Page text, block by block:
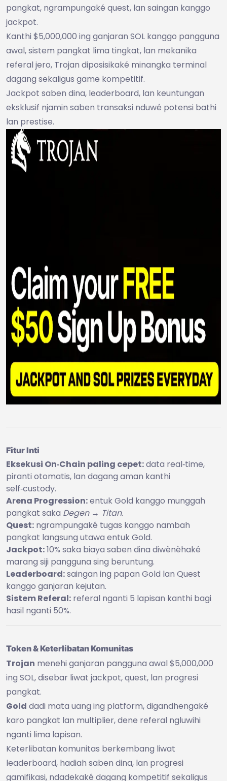
pangkat, ngrampungaké quest, lan saingan kanggo
jackpot.
Kanthi $5,000,000 ing ganjaran SOL kanggo pangguna
awal, sistem pangkat lima tingkat, lan mekanika
referal jero, Trojan diposisikaké minangka terminal
dagang sekaligus game kompetitif.
Jackpot saben dina, leaderboard, lan keuntungan
eksklusif njamin saben transaksi nduwé potensi bathi
lan prestise.
Fitur Inti
Eksekusi On‑Chain paling cepet:data real‑time,
piranti otomatis, lan dagang aman kanthi
self‑custody.
Arena Progression:entuk Gold kanggo munggah
pangkat saka Degen → Titan.
Quest: ngrampungaké tugas kanggo nambah
pangkat langsung utawa entuk Gold.
Jackpot:10% saka biaya saben dina diwènèhaké
marang siji pangguna sing beruntung.
Leaderboard:saingan ing papan Gold lan Quest
kanggo ganjaran kejutan.
Sistem Referal: referal nganti 5 lapisan kanthi bagi
hasil nganti 50%.
Token & Keterlibatan Komunitas
Trojan menehi ganjaran pangguna awal $5,000,000
ing SOL, disebar liwat jackpot, quest, lan progresi
pangkat.
Gold dadi mata uang ing platform, digandhengaké
karo pangkat lan multiplier, dene referal ngluwihi
nganti lima lapisan.
Keterlibatan komunitas berkembang liwat
leaderboard, hadiah saben dina, lan progresi
gamifikasi, ndadekaké dagang kompetitif sekaligus